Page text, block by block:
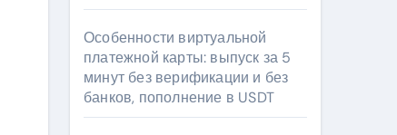
Особенности виртуальной
платежной карты: выпуск за 5
минут без верификации и без
банков, пополнение в USDT